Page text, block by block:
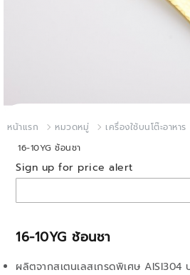
หน้าแรก หมวดหมู่ เครื่องใช้บนโต๊ะอาหาร
16-10YG ช้อนชา
16-10YG ช้อนชา
ผลิตจากสเตนเลสเกรดพิเศษ
Sign up for price alert